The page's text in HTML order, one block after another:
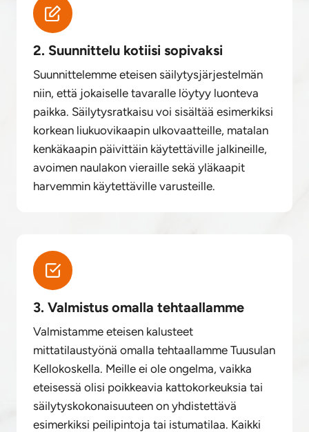
2. Suunnittelu kotiisi sopivaksi
Suunnittelemme eteisen säilytysjärjestelmän
niin, että jokaiselle tavaralle löytyy luonteva
paikka. Säilytysratkaisu voi sisältää esimerkiksi
korkean liukuovikaapin ulkovaatteille, matalan
kenkäkaapin päivittäin käytettäville jalkineille,
avoimen naulakon vieraille sekä yläkaapit
harvemmin käytettäville varusteille.
3. Valmistus omalla tehtaallamme
Valmistamme eteisen kalusteet
mittatilaustyönä omalla tehtaallamme Tuusulan
Kellokoskella. Meille ei ole ongelma, vaikka
eteisessä olisi poikkeavia kattokorkeuksia tai
säilytyskokonaisuuteen on yhdistettävä
esimerkiksi peilipintoja tai istumatilaa. Kaikki